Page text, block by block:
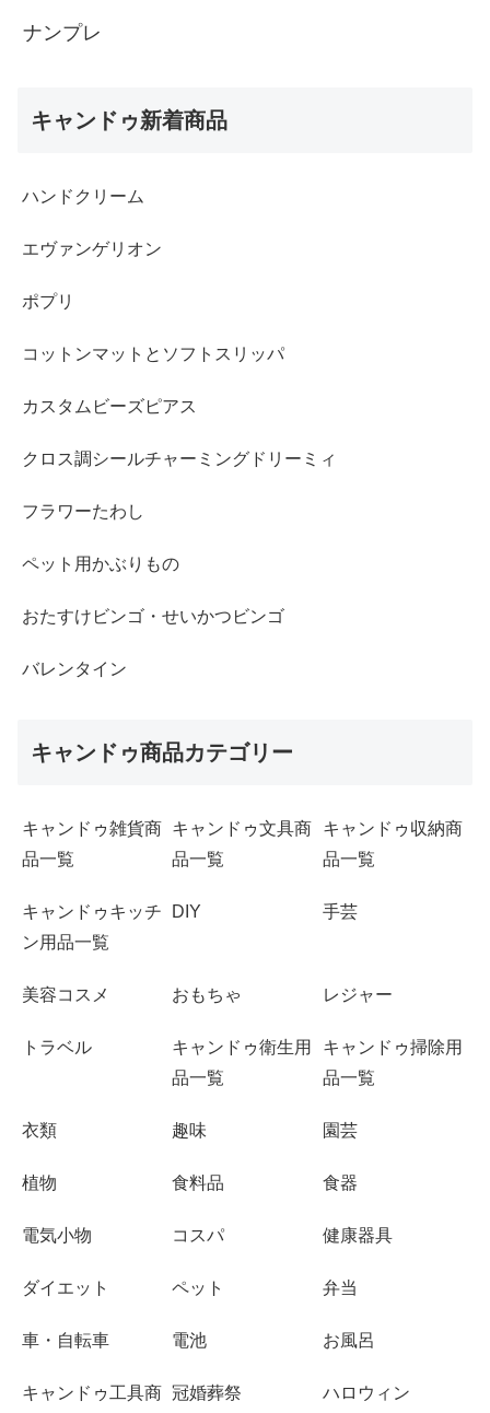
ナンプレ
キャンドゥ新着商品
ハンドクリーム
エヴァンゲリオン
ポプリ
コットンマットとソフトスリッパ
カスタムビーズピアス
クロス調シールチャーミングドリーミィ
フラワーたわし
ペット用かぶりもの
おたすけビンゴ・せいかつビンゴ
バレンタイン
キャンドゥ商品カテゴリー
キャンドゥ雑貨商
品一覧
キャンドゥ文具商
品一覧
キャンドゥ収納商
品一覧
キャンドゥキッチ
ン用品一覧
DIY 手芸
美容コスメ おもちゃ レジャー
トラベル
キャンドゥ衛生用
品一覧
キャンドゥ掃除用
品一覧
衣類 趣味 園芸
植物 食料品 食器
電気小物 コスパ 健康器具
ダイエット ペット 弁当
車・自転車 電池 お風呂
キャンドゥ工具商 冠婚葬祭 ハロウィン